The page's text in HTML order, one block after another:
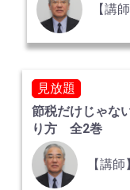
【講
見放題
節税だけじゃな
り方 全2巻
【講